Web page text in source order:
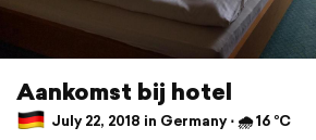
Aankomst bij hotel
July 22, 2018 in Germany ⋅ 🌧 16 °C